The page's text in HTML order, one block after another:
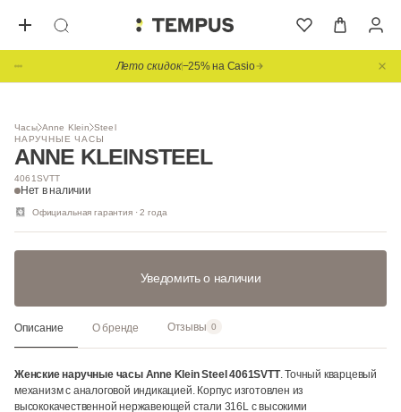
Лето скидок−25% на Casio
Часы Anne Klein Steel
НАРУЧНЫЕ ЧАСЫ
ANNE KLEINSTEEL
4061SVTT
Нет в наличии
Официальная гарантия · 2 года
Уведомить о наличии
Описание О бренде Отзывы 0
Женские наручные часы Anne Klein Steel 4061SVTT. Точный кварцевый
механизм с аналоговой индикацией. Корпус изготовлен из
высококачественной нержавеющей стали 316L с высокими